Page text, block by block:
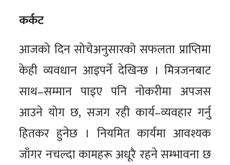
कर्कट
आजको दिन सोचेअनुसारको सफलता प्राप्तिमा
केही व्यवधान आइपर्ने देखिन्छ । मित्रजनबाट
साथ–सम्मान पाइए पनि नोकरीमा अपजस
आउने योग छ, सजग रही कार्य–व्यवहार गर्नु
हितकर हुनेछ । नियमित कार्यमा आवश्यक
जाँगर नचल्दा कामहरू अधूरै रहने सम्भावना छ